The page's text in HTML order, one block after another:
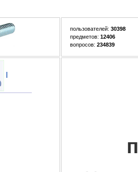
пользователей: 30398
предметов: 12406
вопросов: 234839